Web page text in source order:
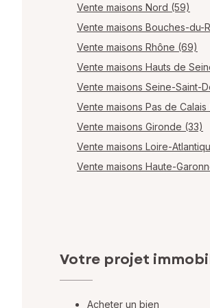
Vente maisons Nord (59)
Vente maisons Bouches-du-
Vente maisons Rhône (69)
Vente maisons Hauts de
Vente maisons Seine-Saint-
Vente maisons Pas de Calais
Vente maisons Gironde (33)
Vente maisons Loire-
Vente maisons Haute-
Votre projet
Acheter un bien